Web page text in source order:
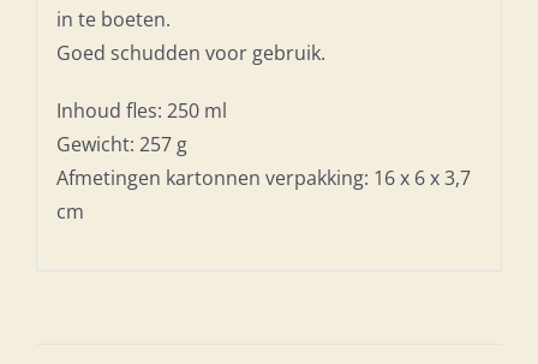
in te boeten.
Goed schudden voor gebruik.
Inhoud fles: 250 ml
Gewicht: 257 g
Afmetingen kartonnen verpakking: 16 x 6 x 3,7
cm